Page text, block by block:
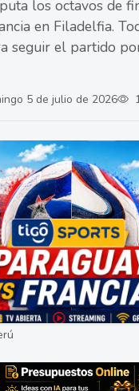
los octavos de
en Filadelfia.
seguir el partido
5 de julio de 2026